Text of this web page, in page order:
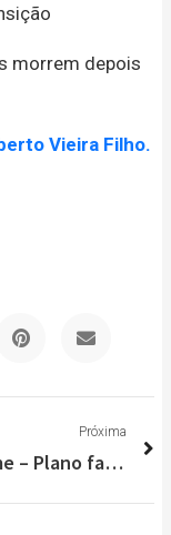
morrem depois
Vieira Filho.
Próxima
Zelo Prime – Plano familiar e descontos exclusivos em mais de 5 mil estabelecimentos